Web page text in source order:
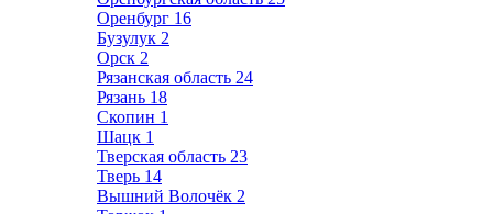
Оренбург 16
Бузулук 2
Орск 2
Рязанская область 24
Рязань 18
Скопин 1
Шацк 1
Тверская область 23
Тверь 14
Вышний Волочёк 2